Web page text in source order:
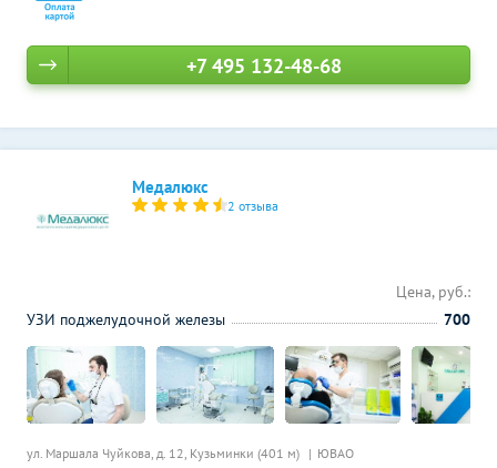
+7 495 132-48-68
Медалюкс
2 отзыва
ул. Маршала Чуйкова, д. 12, Кузьминки (401 м) ЮВАО
Цена, руб.:
УЗИ поджелудочной железы
700